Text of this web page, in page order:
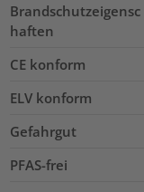
Brandschutzeigensc
haften
CE konform
ELV konform
Gefahrgut
PFAS-frei